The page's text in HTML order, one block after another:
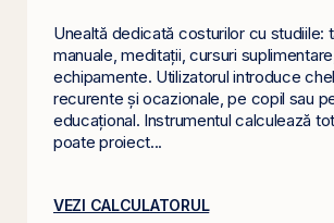
Unealtă dedicată costurilor cu studiile:
manuale, meditații, cursuri
echipamente. Utilizatorul introduce
recurente și ocazionale, pe copil sau
educațional. Instrumentul calculează
poate proiect...
VEZI CALCULATORUL